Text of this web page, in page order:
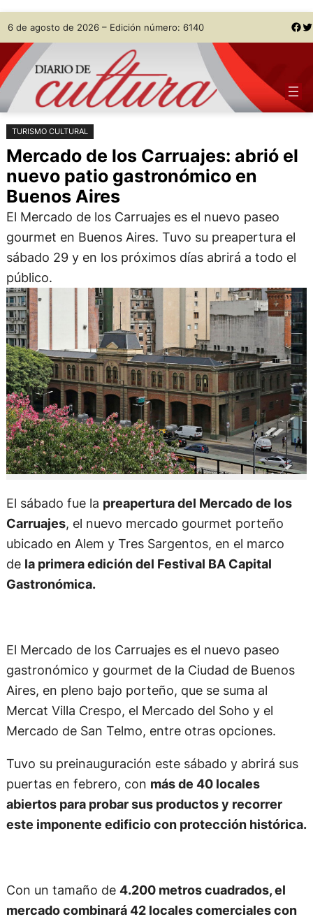
Saltar
al
contenido
Skip
to
content
6 de agosto de 2026 – Edición número: 6140 Facebook Twitter
TURISMO CULTURAL
Mercado de los Carruajes: abrió el
nuevo patio gastronómico en
Buenos Aires
El Mercado de los Carruajes es el nuevo paseo
gourmet en Buenos Aires. Tuvo su preapertura el
sábado 29 y en los próximos días abrirá a todo el
público.
El sábado fue la preapertura del Mercado de los
Carruajes, el nuevo mercado gourmet porteño
ubicado en Alem y Tres Sargentos, en el marco
de la primera edición del Festival BA Capital
Gastronómica.
El Mercado de los Carruajes es el nuevo paseo
gastronómico y gourmet de la Ciudad de Buenos
Aires, en pleno bajo porteño, que se suma al
Mercat Villa Crespo, el Mercado del Soho y el
Mercado de San Telmo, entre otras opciones.
Tuvo su preinauguración este sábado y abrirá sus
puertas en febrero, con más de 40 locales
abiertos para probar sus productos y recorrer
este imponente edificio con protección histórica.
Con un tamaño de 4.200 metros cuadrados, el
mercado combinará 42 locales comerciales con